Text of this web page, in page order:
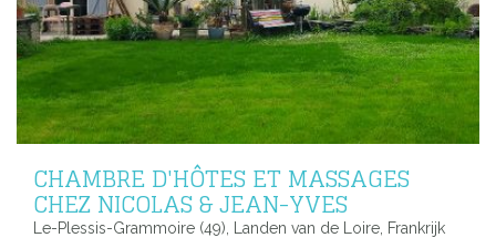
CHAMBRE D'HÔTES ET MASSAGES
CHEZ NICOLAS & JEAN-YVES
Le-Plessis-Grammoire (49), Landen van de Loire, Frankrijk